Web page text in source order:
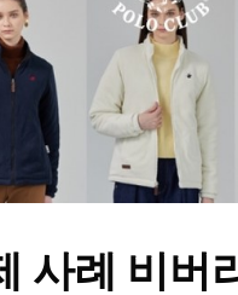
사례 비버